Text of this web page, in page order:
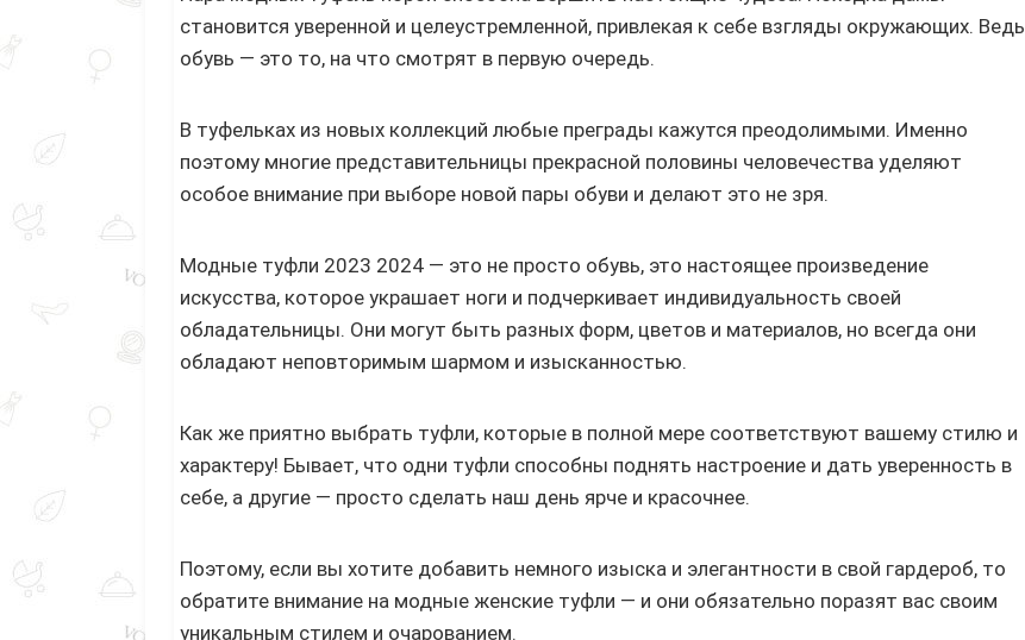
становится уверенной и целеустремленной, привлекая к себе взгляды окружающих. Ведь
обувь — это то, на что смотрят в первую очередь.
В туфельках из новых коллекций любые преграды кажутся преодолимыми. Именно
поэтому многие представительницы прекрасной половины человечества уделяют
особое внимание при выборе новой пары обуви и делают это не зря.
Модные туфли 2023 2024 — это не просто обувь, это настоящее произведение
искусства, которое украшает ноги и подчеркивает индивидуальность своей
обладательницы. Они могут быть разных форм, цветов и материалов, но всегда они
обладают неповторимым шармом и изысканностью.
Как же приятно выбрать туфли, которые в полной мере соответствуют вашему стилю и
характеру! Бывает, что одни туфли способны поднять настроение и дать уверенность в
себе, а другие — просто сделать наш день ярче и красочнее.
Поэтому, если вы хотите добавить немного изыска и элегантности в свой гардероб, то
обратите внимание на модные женские туфли — и они обязательно поразят вас своим
уникальным стилем и очарованием.